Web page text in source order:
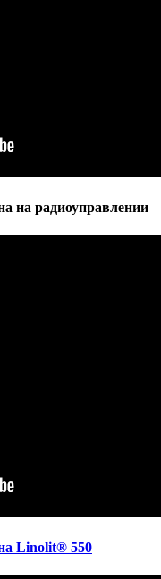
на радиоуправлении
Linolit® 550